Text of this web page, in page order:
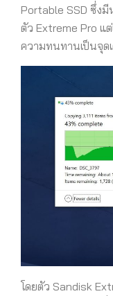
Portable SSD ซึ่ง
ตัว Extreme Pro แ
ความทนทานเป็นจุด
โดยตัว Sandisk